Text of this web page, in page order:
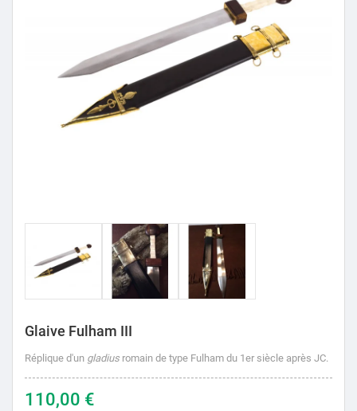
Glaive Fulham III
Réplique d'un gladius romain de type Fulham du 1er siècle après JC.
110,00 €